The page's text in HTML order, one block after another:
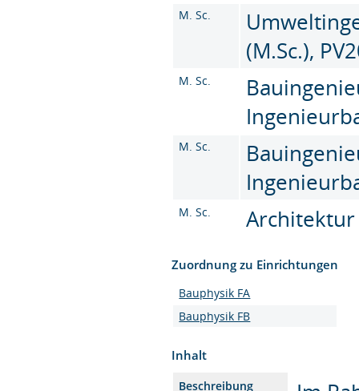
M. Sc.
(M.Sc.),
M. Sc.
M. Sc.
M. Sc. Architektur
Zuordnung zu Einrichtungen
Bauphysik FA
Bauphysik FB
Inhalt
Beschreibung